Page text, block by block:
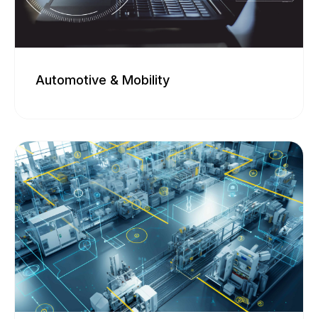
Prozesskomplexität und zunehmendem
Kostendruck. SAL unterstützt
Chiphersteller, Ausrüstungsanbieter und
Materialzulieferer dabei, diese
sich auf die Schlüsseltechnologien
zukünftiger Produktgenerationen
konzentrieren.
Automotive & Mobility
Automotive & Mobility
Die Automobil- und Mobilitätsbranche
befindet sich derzeit in einem
tiefgreifenden Wandel, der durch
Elektrifizierung, Automatisierung und
Vernetzung geprägt ist. Silicon Austria
Labs unterstützt diese Entwicklung mit
fortschrittlicher Forschung und